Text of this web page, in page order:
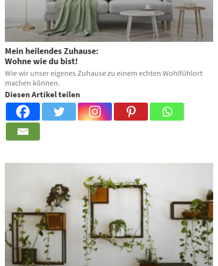
Mein heilendes Zuhause:
Wohne wie du bist!
Wie wir unser eigenes Zuhause zu einem echten Wohlfühlort
machen können.
Diesen Artikel teilen